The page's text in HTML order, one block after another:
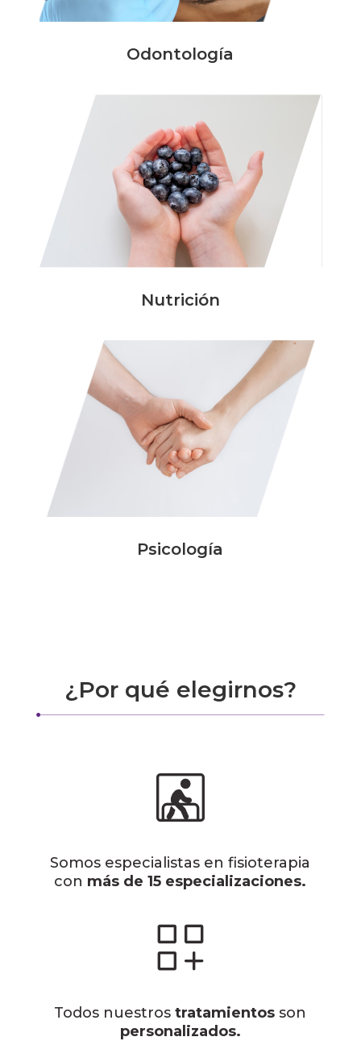
Odontología
Nutrición
Psicología
¿Por qué elegirnos?
Somos especialistas en fisioterapia
con más de 15 especializaciones.
Todos nuestrostratamientos son
personalizados.